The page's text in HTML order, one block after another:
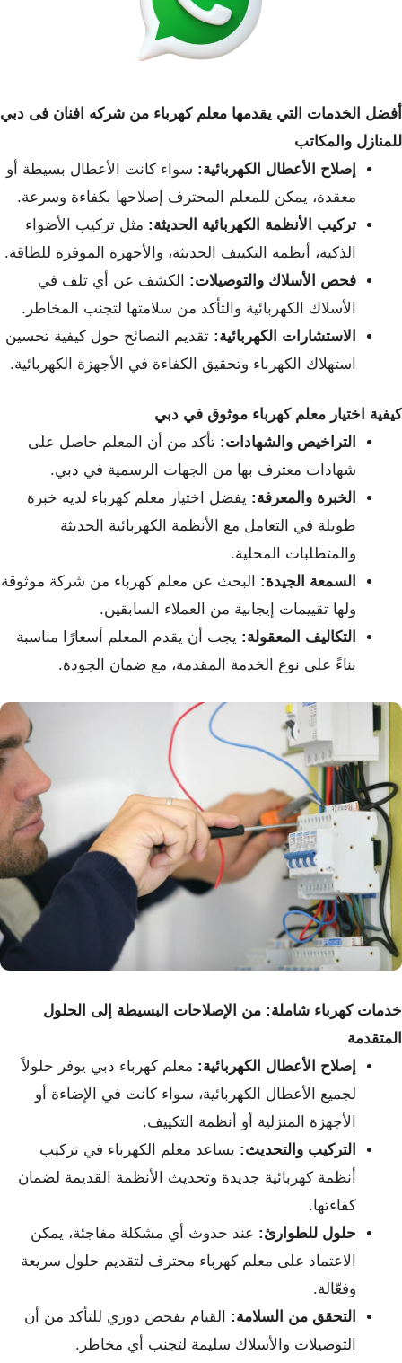
أفضل الخدمات التي يقدمها معلم كهرباء من شركه افنان فى دبي
للمنازل والمكاتب
إصلاح الأعطال الكهربائية: سواء كانت الأعطال بسيطة أو
معقدة، يمكن للمعلم المحترف إصلاحها بكفاءة وسرعة.
تركيب الأنظمة الكهربائية الحديثة: مثل تركيب الأضواء
الذكية، أنظمة التكييف الحديثة، والأجهزة الموفرة للطاقة.
فحص الأسلاك والتوصيلات: الكشف عن أي تلف في
الأسلاك الكهربائية والتأكد من سلامتها لتجنب المخاطر.
الاستشارات الكهربائية: تقديم النصائح حول كيفية تحسين
استهلاك الكهرباء وتحقيق الكفاءة في الأجهزة الكهربائية.
كيفية اختيار معلم كهرباء موثوق في دبي
التراخيص والشهادات: تأكد من أن المعلم حاصل على
شهادات معترف بها من الجهات الرسمية في دبي.
الخبرة والمعرفة: يفضل اختيار معلم كهرباء لديه خبرة
طويلة في التعامل مع الأنظمة الكهربائية الحديثة
والمتطلبات المحلية.
السمعة الجيدة: البحث عن معلم كهرباء من شركة موثوقة
ولها تقييمات إيجابية من العملاء السابقين.
التكاليف المعقولة: يجب أن يقدم المعلم أسعارًا مناسبة
بناءً على نوع الخدمة المقدمة، مع ضمان الجودة.
خدمات كهرباء شاملة: من الإصلاحات البسيطة إلى الحلول
المتقدمة
إصلاح الأعطال الكهربائية: معلم كهرباء دبي يوفر حلولاً
لجميع الأعطال الكهربائية، سواء كانت في الإضاءة أو
الأجهزة المنزلية أو أنظمة التكييف.
التركيب والتحديث: يساعد معلم الكهرباء في تركيب
أنظمة كهربائية جديدة وتحديث الأنظمة القديمة لضمان
كفاءتها.
حلول للطوارئ: عند حدوث أي مشكلة مفاجئة، يمكن
الاعتماد على معلم كهرباء محترف لتقديم حلول سريعة
وفعّالة.
التحقق من السلامة: القيام بفحص دوري للتأكد من أن
التوصيلات والأسلاك سليمة لتجنب أي مخاطر.